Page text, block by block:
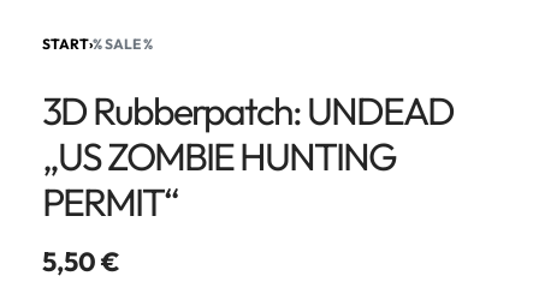
START›% SALE %
3D Rubberpatch: UNDEAD
„US ZOMBIE HUNTING
PERMIT“
5,50€